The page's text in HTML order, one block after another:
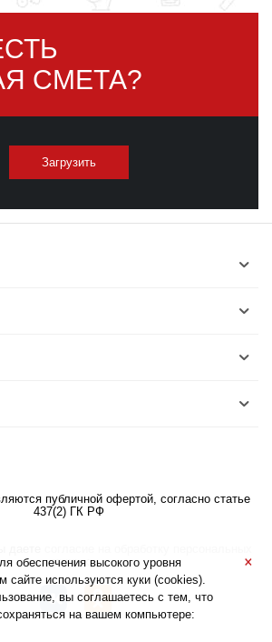
×
обеспечения высокого уровня
сайте используются куки (cookies).
вы соглашаетесь с тем, что
на вашем компьютере:
СМЕТА?
Загрузить
публичной офертой, согласно статье
437(2) ГК РФ
даете
данных